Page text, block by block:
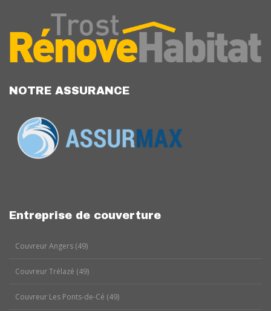
NOTRE ASSURANCE
Entreprise de couverture
Couvreur Angers (49)
Couvreur Trélazé (49)
Couvreur Les Ponts-de-Cé (49)